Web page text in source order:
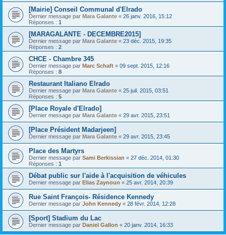
[Mairie] Conseil Communal d'Elrado
Dernier message par Mara Galante « 26 janv. 2016, 15:12
Réponses : 1
[MARAGALANTE - DECEMBRE2015]
Dernier message par Mara Galante « 23 déc. 2015, 19:35
Réponses : 2
CHCE - Chambre 345
Dernier message par Marc Schaft « 09 sept. 2015, 12:16
Réponses : 8
Restaurant Italiano Elrado
Dernier message par Mara Galante « 25 juil. 2015, 03:51
Réponses : 5
[Place Royale d'Elrado]
Dernier message par Mara Galante « 29 avr. 2015, 23:51
[Place Président Madarjeen]
Dernier message par Mara Galante « 29 avr. 2015, 23:45
Place des Martyrs
Dernier message par Sami Berkissian « 27 déc. 2014, 01:30
Réponses : 1
Débat public sur l'aide à l'acquisition de véhicules
Dernier message par Elias Zaynoun « 25 avr. 2014, 20:39
Rue Saint François- Résidence Kennedy
Dernier message par John Kennedy « 28 févr. 2014, 12:28
[Sport] Stadium du Lac
Dernier message par Daniel Gallon « 20 janv. 2014, 16:33